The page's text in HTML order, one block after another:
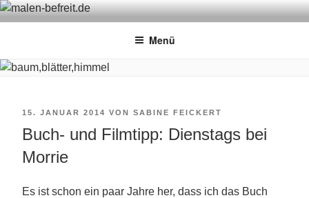
Zum
InhaltMALEN-BEFREIT.DE
Menü
VERÖFFENTLICHT
AM
15. JANUAR 2014 VON SABINE FEICKERT
Buch- und Filmtipp: Dienstags bei
Morrie
Es ist schon ein paar Jahre her, dass ich das Buch